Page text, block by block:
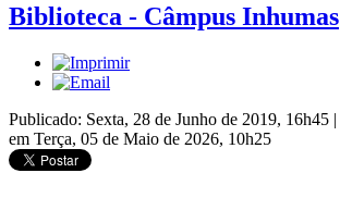
Biblioteca - Câmpus Inhumas
Publicado: Sexta, 28 de Junho de 2019, 16h45 |
em Terça, 05 de Maio de 2026, 10h25